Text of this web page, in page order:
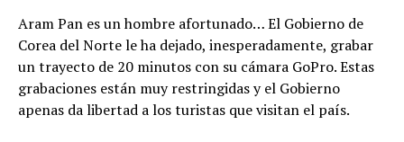
Aram Pan es un hombre afortunado… El Gobierno de
Corea del Norte le ha dejado, inesperadamente, grabar
un trayecto de 20 minutos con su cámara GoPro. Estas
grabaciones están muy restringidas y el Gobierno
apenas da libertad a los turistas que visitan el país.